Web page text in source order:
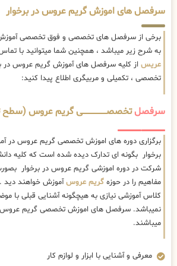
سرفصل های اموزش گریم عروس در برخوار
برخی از سرفصل های تخصصی و فوق تخصصی
به شرح زیر میباشد ، همچنین شما میتوانید با
عریس از کلیه سرفصل های آموزش گریم عروس در
تخصصی ، تکمیلی و مربیگری اطلاع پیدا کنید:
سرفصلتخصصــــــــــــــــــــی گریم عروس
برگزاری دوره های اموزش تخصصی گریم عروس در
برخوار بگونه ای تدارک دیده شده است که کلیه
شرکت در دوره اموزشی گریم عروس در برخوار
مفاهیم را در حوزه گریم عروسآموزش خواهند دید
کلاس آموزشی نیازی به هیچگونه آشنایی قبلی با
نمیباشد. سرفصل های اموزش تخصصی گریم عروس
میباشند.
معرفی و آشنایی با ابزار و لوازم کار